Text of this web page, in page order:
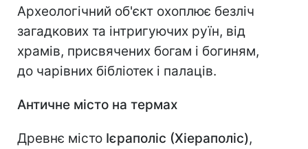
Археологічний об'єкт охоплює безліч
загадкових та інтригуючих руїн, від
храмів, присвячених богам і богиням,
до чарівних бібліотек і палаців.
Античне місто на термах
Древнє місто Ієраполіс (Хіераполіс),